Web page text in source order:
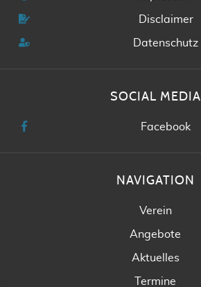
Disclaimer
Datenschutz
SOCIAL MEDIA
Facebook
NAVIGATION
Verein
Angebote
Aktuelles
Termine